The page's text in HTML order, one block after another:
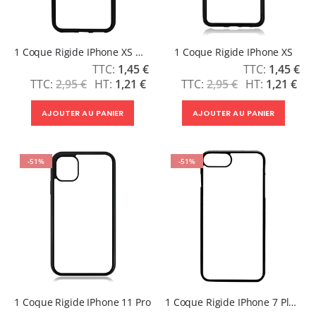
1 Coque Rigide IPhone XS Max
2,95 €
Prix
Spécial
1,45 €
1,21 €
AJOUTER AU PANIER
1 Coque Rigide IPhone XS
2,95 €
Prix
Spécial
1,45 €
1,21 €
AJOUTER AU PANIER
-51%
1 Coque Rigide IPhone 11 Pro
-51%
1 Coque Rigide IPhone 7 Plus / Iphone 8 Plus